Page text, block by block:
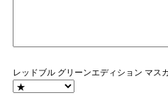
レッドブル グリーンエディション マス